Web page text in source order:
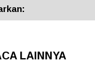
LAINNYA